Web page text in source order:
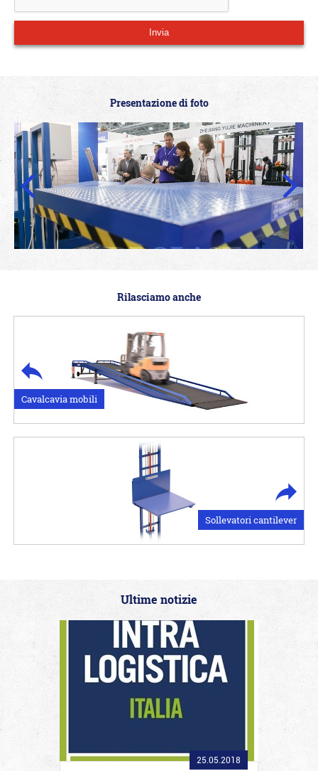
Presentazione di foto
Rilasciamo anche
Сavalcavia mobili
Sollevatori cantilever
Ultime notizie
25.05.2018